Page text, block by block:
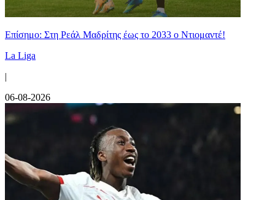
Επίσημο: Στη Ρεάλ Μαδρίτης έως το 2033 ο Ντιομαντέ!
La Liga
|
06-08-2026